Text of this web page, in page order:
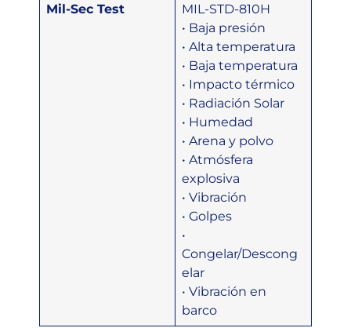
Mil-Sec Test
MIL-STD-810H
• Baja presión
• Alta temperatura
• Baja temperatura
• Impacto térmico
• Radiación Solar
• Humedad
• Arena y polvo
• Atmósfera
explosiva
• Vibración
• Golpes
•
Congelar/Descong
elar
• Vibración en
barco